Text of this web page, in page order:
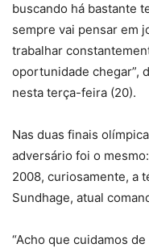
buscando há bastante
sempre vai pensar em
trabalhar
oportunidade chegar”,
nesta terça-feira (20).
Nas duas finais
adversário foi o
2008, curiosamente, a
Sundhage, atual
“Acho que cuidamos